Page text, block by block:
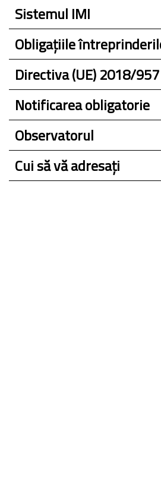
Sistemul IMI
Obligațiile
Directiva (UE) 2018/957
Notificarea obligatorie
Observatorul
Cui să vă adresați